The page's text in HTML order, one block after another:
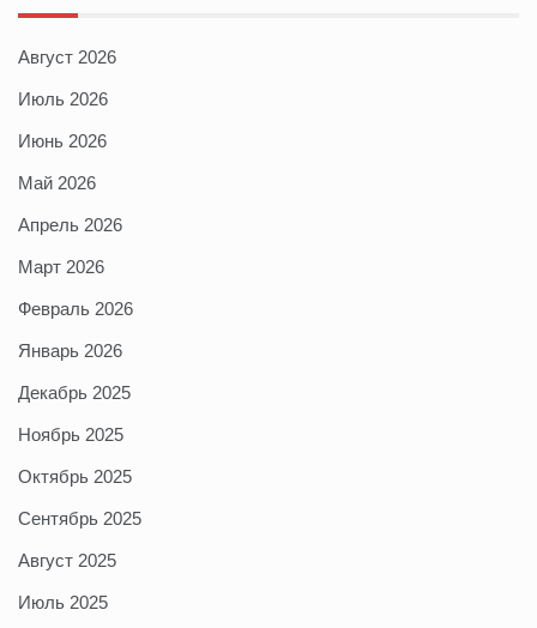
Август 2026
Июль 2026
Июнь 2026
Май 2026
Апрель 2026
Март 2026
Февраль 2026
Январь 2026
Декабрь 2025
Ноябрь 2025
Октябрь 2025
Сентябрь 2025
Август 2025
Июль 2025